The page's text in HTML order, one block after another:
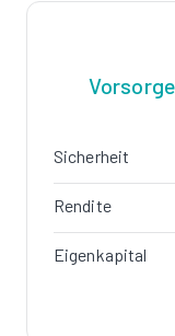
Sicherheit
Rendite
Eigenkapital